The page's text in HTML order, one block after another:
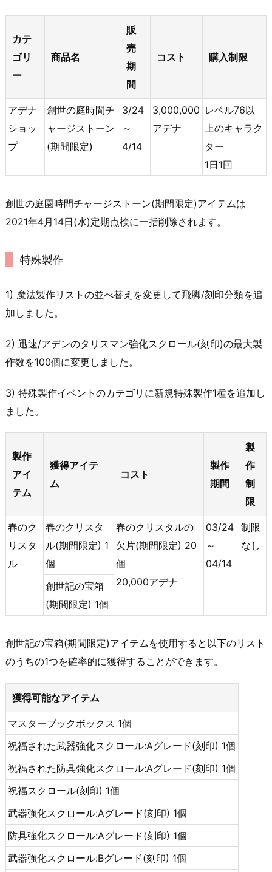
カテ
ゴリ
ー
商品名
販
売
期
間
コスト 購入制限
アデナ
ショッ
プ
創世の庭時間チ
ャージストーン
(期間限定)
3/24
～
4/14
3,000,000
アデナ
レベル76以
上のキャラク
ター
1日1回
創世の庭園時間チャージストーン(期間限定)アイテムは
2021年4月14日(水)定期点検に一括削除されます。
特殊製作
1) 魔法製作リストの並べ替えを変更して飛脚/刻印分類を追
加しました。
2) 迅速/アデンのタリスマン強化スクロール(刻印)の最大製
作数を100個に変更しました。
3) 特殊製作イベントのカテゴリに新規特殊製作1種を追加し
ました。
製作
アイ
テム
獲得アイテ
ム
コスト
製作
期間
製
作
制
限
春のク
リスタ
ル
春のクリスタ
ル(期間限定) 1
個
春のクリスタルの
欠片(期間限定) 20
個
20,000アデナ
03/24
～
04/14
制限
なし
創世記の宝箱
(期間限定) 1個
創世記の宝箱(期間限定)アイテムを使用すると以下のリスト
のうちの1つを確率的に獲得することができます。
獲得可能なアイテム
マスターブックボックス 1個
祝福された武器強化スクロール:Aグレード(刻印) 1個
祝福された防具強化スクロール:Aグレード(刻印) 1個
祝福スクロール(刻印) 1個
武器強化スクロール:Aグレード(刻印) 1個
防具強化スクロール:Aグレード(刻印) 1個
武器強化スクロール:Bグレード(刻印) 1個